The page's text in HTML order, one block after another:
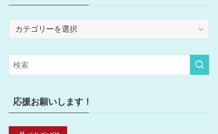
リ
ー
応援お願いします！